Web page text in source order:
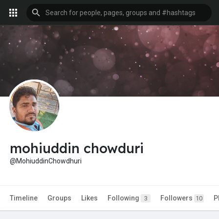
mohiuddin chowduri
@MohiuddinChowdhuri
Timeline Groups Likes Following 3 Followers 10